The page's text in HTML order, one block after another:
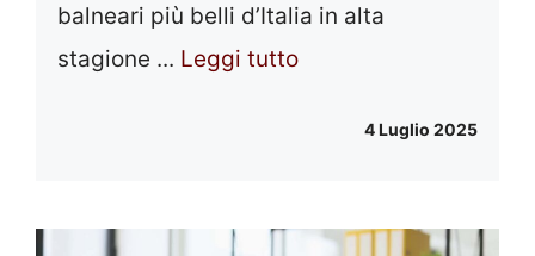
balneari più belli d’Italia in alta
stagione ... Leggi tutto
4 Luglio 2025